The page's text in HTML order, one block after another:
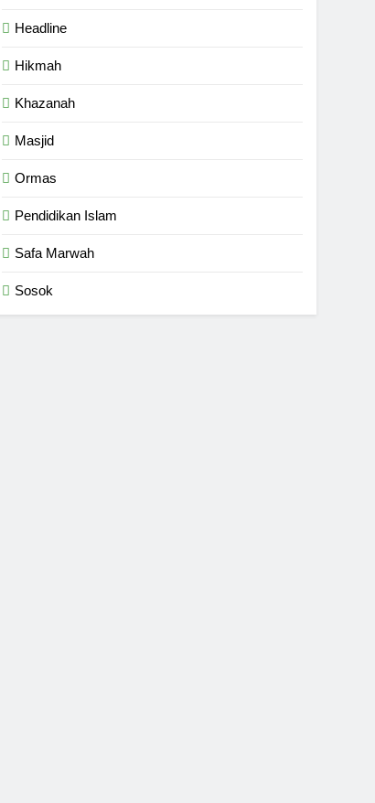
Headline
Hikmah
Khazanah
Masjid
Ormas
Pendidikan Islam
Safa Marwah
Sosok